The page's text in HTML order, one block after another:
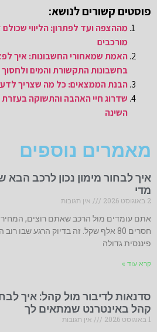
פוסטים קשורים לנושא:
מההצפה ועד לפתרון: הליווי
מורכבים
האמת שמאחורי החשבונות: איך
בחשבונות התקשורת והמים
הבנת הממצאים: כל מה שצריך
שדרוג חיי האהבה והתשוקה בעזרת
השינה
מאמרים נוספים
איך לבחור מימון נכון לרכב
מדי
2 באוגוסט 2026
אין תגובות
אתם עומדים מול הרכב שאתם רוצים, המחיר
חסרים 80 אלף שקל. זה בדיוק הרגע
פיננסית גדולה
קרא עוד »
סדנאות לדיבור מול קהל: איך
קהל באינטרנט שמתאים לך
1 באוגוסט 2026
אין תגובות